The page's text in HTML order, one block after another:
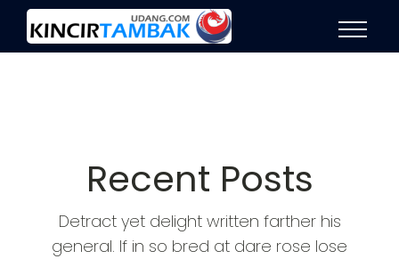
Recent Posts
Detract yet delight written farther his
general. If in so bred at dare rose lose